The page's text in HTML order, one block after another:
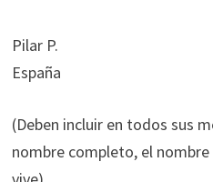
Pilar P.
España
(Deben incluir en todos sus
nombre completo, el